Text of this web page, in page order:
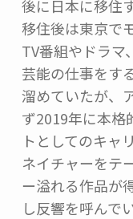
後に日本に移住
移住後は東京で
TV番組やドラマ
芸能の仕事をす
溜めていたが、
ず2019年に本格
トとしてのキャ
ネイチャーをテ
ー溢れる作品が
し反響を呼んで